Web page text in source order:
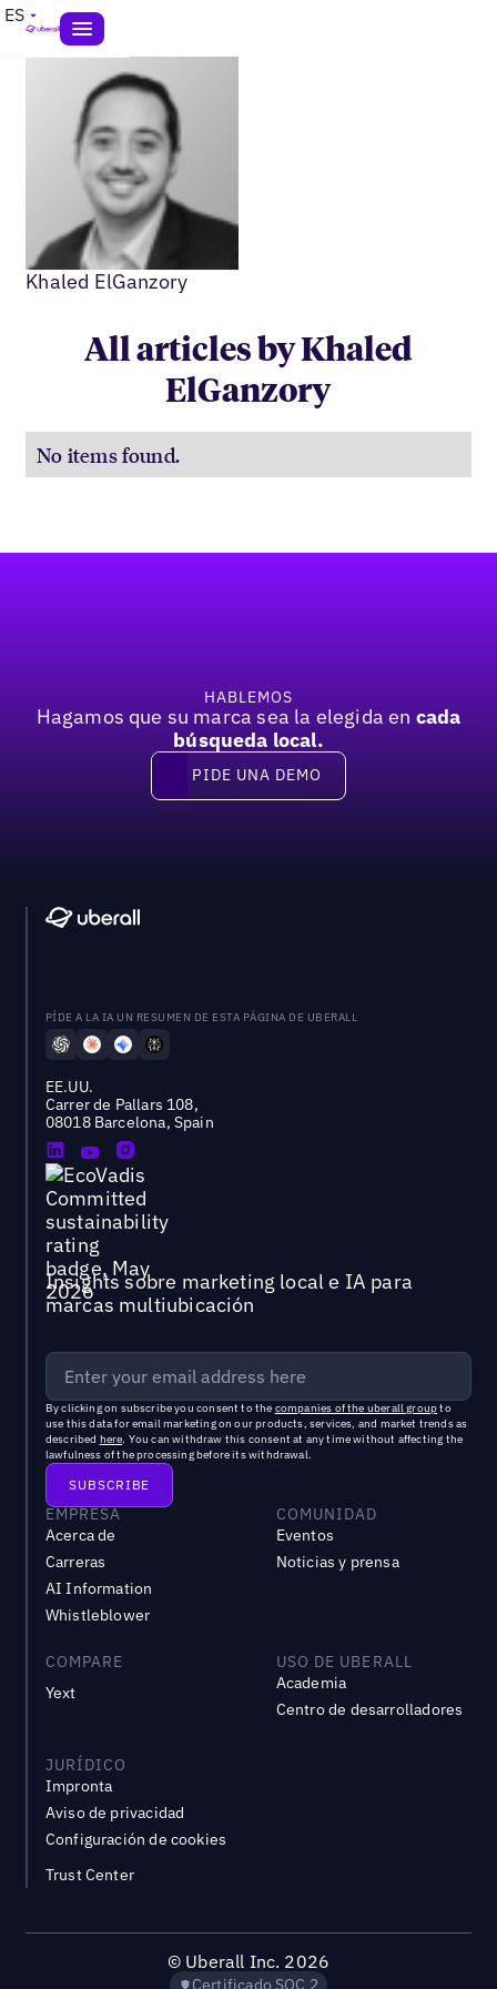
ES
Khaled ElGanzory
All articles by Khaled
ElGanzory
No items found.
HABLEMOS
Hagamos que su marca sea la elegida en cada
búsqueda local.
Pide una demo
PIDE UNA DEMO
PÍDE A LA IA UN RESUMEN DE ESTA PÁGINA DE UBERALL
EE.UU.
Carrer de Pallars 108,
08018 Barcelona, Spain
Insights sobre marketing local e IA para
marcas multiubicación
By clicking on subscribe you consent to the companies of the uberall groupto
use this data for email marketing on our products, services, and market trends as
described here. You can withdraw this consent at any time without affecting the
lawfulness of the processing before its withdrawal.
EMPRESA
Acerca de
Carreras
AI Information
Whistleblower
COMUNIDAD
Eventos
Noticias y prensa
COMPARE
Yext
USO DE UBERALL
Academia
Centro de desarrolladores
JURÍDICO
Impronta
Aviso de privacidad
Configuración de cookies
Trust Center
© Uberall Inc. 2026